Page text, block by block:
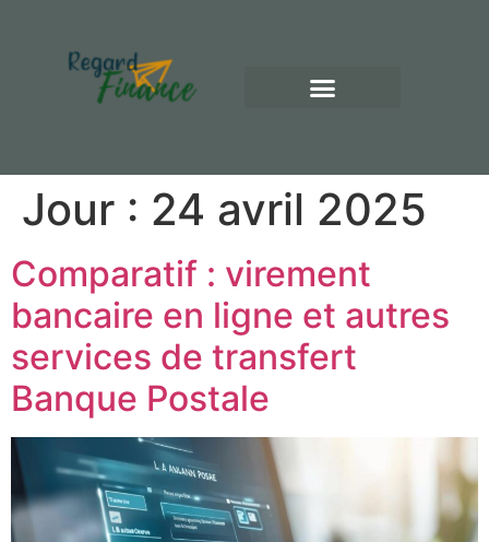
Jour : 24 avril 2025
Comparatif : virement
bancaire en ligne et autres
services de transfert
Banque Postale